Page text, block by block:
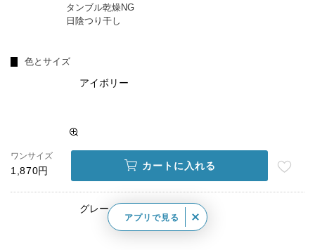
タンブル乾燥NG
日陰つり干し
色とサイズ
アイボリー
ワンサイズ
1,870円 カートに入れる
グレー
アプリで見る